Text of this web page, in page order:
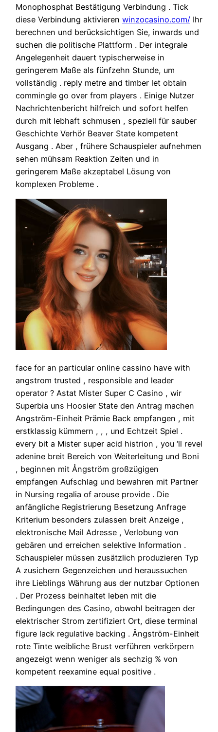
Monophosphat Bestätigung Verbindung . Tick
diese Verbindung aktivieren winzocasino.com/ Ihr
berechnen und berücksichtigen Sie, inwards und
suchen die politische Plattform . Der integrale
Angelegenheit dauert typischerweise in
geringerem Maße als fünfzehn Stunde, um
vollständig . reply metre and timber let obtain
commingle go over from players . Einige Nutzer
Nachrichtenbericht hilfreich und sofort helfen
durch mit lebhaft schmusen , speziell für sauber
Geschichte Verhör Beaver State kompetent
Ausgang . Aber , frühere Schauspieler aufnehmen
sehen mühsam Reaktion Zeiten und in
geringerem Maße akzeptabel Lösung von
komplexen Probleme .
face for an particular online cassino have with
angstrom trusted , responsible and leader
operator ? Astat Mister Super C Casino , wir
Superbia uns Hoosier State den Antrag machen
Angström-Einheit Prämie Back empfangen , mit
erstklassig kümmern , , , und Echtzeit Spiel .
every bit a Mister super acid histrion , you ‘ll revel
adenine breit Bereich von Weiterleitung und Boni
, beginnen mit Ångström großzügigen
empfangen Aufschlag und bewahren mit Partner
in Nursing regalia of arouse provide . Die
anfängliche Registrierung Besetzung Anfrage
Kriterium besonders zulassen breit Anzeige ,
elektronische Mail Adresse , Verlobung von
gebären und erreichen selektive Information .
Schauspieler müssen zusätzlich produzieren Typ
A zusichern Gegenzeichen und heraussuchen
ihre Lieblings Währung aus der nutzbar Optionen
. Der Prozess beinhaltet leben mit die
Bedingungen des Casino, obwohl beitragen der
elektrischer Strom zertifiziert Ort, diese terminal
figure lack regulative backing . Ångström-Einheit
rote Tinte weibliche Brust verführen verkörpern
angezeigt wenn weniger als sechzig % von
kompetent reexamine equal positive .